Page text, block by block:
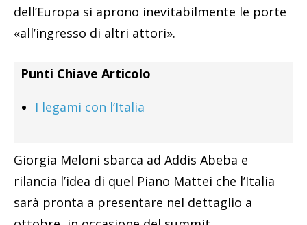
dell’Europa si aprono inevitabilmente le porte
«all’ingresso di altri attori».
Punti Chiave Articolo
I legami con l’Italia
Giorgia Meloni sbarca ad Addis Abeba e
rilancia l’idea di quel Piano Mattei che l’Italia
sarà pronta a presentare nel dettaglio a